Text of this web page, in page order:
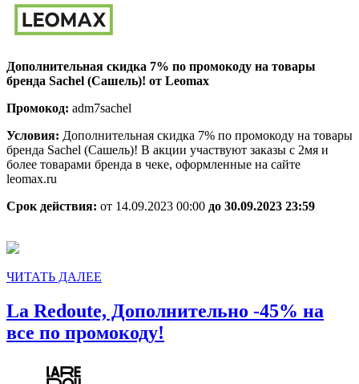
скидка
7%
промокоду
на
бренда
Sachel
Дополнительная скидка 7% по промокоду на товары
бренда Sachel (Сашель)! от Leomax
Промокод: adm7sachel
Условия: Дополнительная скидка 7% по промокоду на товары
бренда Sachel (Сашель)! В акции участвуют заказы с 2мя и
более товарами бренда в чеке, оформленные на сайте
leomax.ru
Срок действия: от 14.09.2023 00:00 до 30.09.2023 23:59
ЧИТАТЬ ДАЛЕЕ
La Redoute, Дополнительно -45% на
все по промокоду!